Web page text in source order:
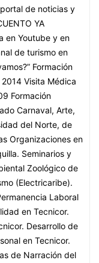
de noticias y
YA
en Youtube y en
de turismo en
Formación
Visita Médica
Formación
Carnaval, Arte,
del Norte, de
Organizaciones en
Seminarios y
Zoológico de
(Electricaribe).
Laboral
en Tecnicor.
Desarrollo de
en Tecnicor.
de Narración del